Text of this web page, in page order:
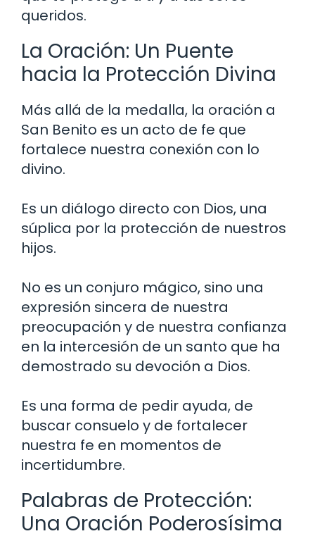
queridos.
La Oración: Un Puente
hacia la Protección Divina
Más allá de la medalla, la oración a
San Benito es un acto de fe que
fortalece nuestra conexión con lo
divino.
Es un diálogo directo con Dios, una
súplica por la protección de nuestros
hijos.
No es un conjuro mágico, sino una
expresión sincera de nuestra
preocupación y de nuestra confianza
en la intercesión de un santo que ha
demostrado su devoción a Dios.
Es una forma de pedir ayuda, de
buscar consuelo y de fortalecer
nuestra fe en momentos de
incertidumbre.
Palabras de Protección:
Una Oración Poderosísima